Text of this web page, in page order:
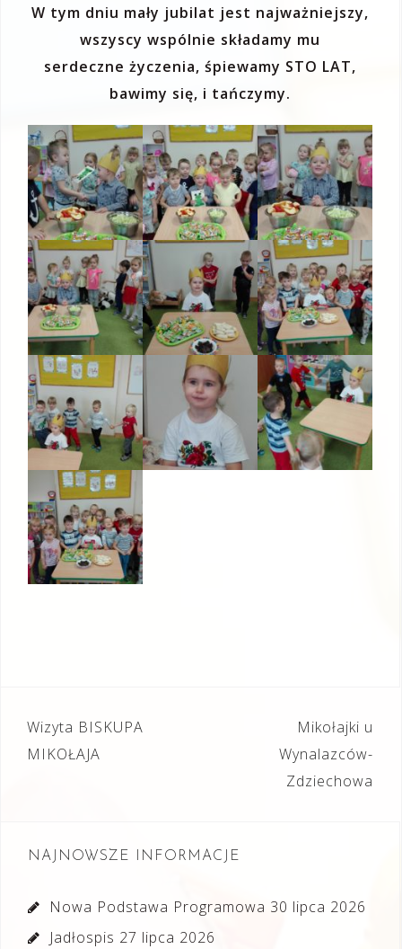
W tym dniu mały jubilat jest najważniejszy,
wszyscy wspólnie składamy mu
serdeczne życzenia, śpiewamy STO LAT,
bawimy się, i tańczymy.
Nawigacja
wpisu
Wizyta BISKUPA
MIKOŁAJA
Mikołajki u
Wynalazców-
Zdziechowa
NAJNOWSZE INFORMACJE
Nowa Podstawa Programowa 30 lipca 2026
Jadłospis 27 lipca 2026